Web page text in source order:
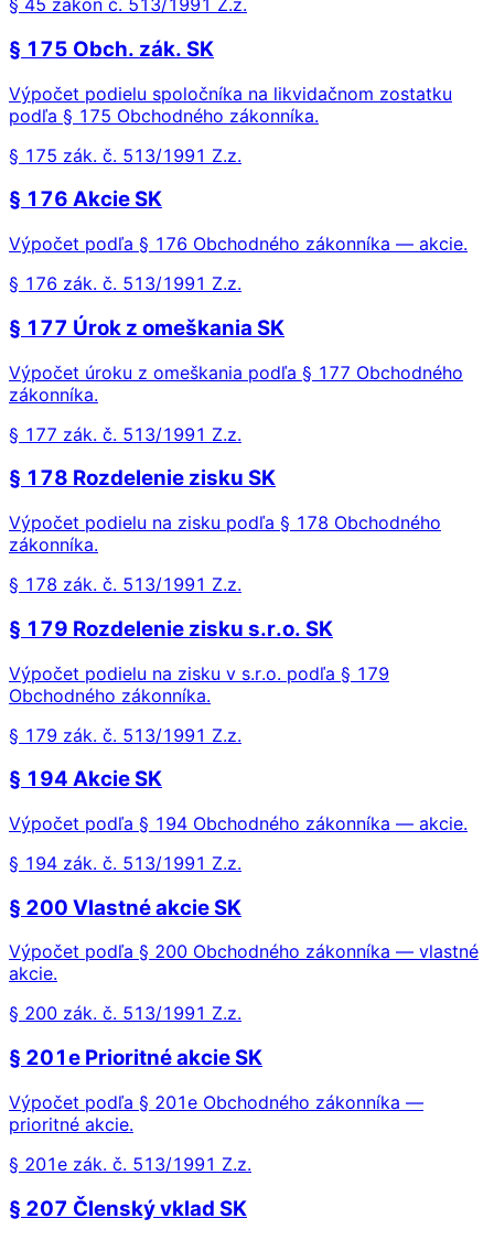
§ 45 zákon č. 513/1991 Z.z.
§ 175 Obch. zák. SK
Výpočet podielu spoločníka na likvidačnom zostatku
podľa § 175 Obchodného zákonníka.
§ 175 zák. č. 513/1991 Z.z.
§ 176 Akcie SK
Výpočet podľa § 176 Obchodného zákonníka — akcie.
§ 176 zák. č. 513/1991 Z.z.
§ 177 Úrok z omeškania SK
Výpočet úroku z omeškania podľa § 177 Obchodného
zákonníka.
§ 177 zák. č. 513/1991 Z.z.
§ 178 Rozdelenie zisku SK
Výpočet podielu na zisku podľa § 178 Obchodného
zákonníka.
§ 178 zák. č. 513/1991 Z.z.
§ 179 Rozdelenie zisku s.r.o. SK
Výpočet podielu na zisku v s.r.o. podľa § 179
Obchodného zákonníka.
§ 179 zák. č. 513/1991 Z.z.
§ 194 Akcie SK
Výpočet podľa § 194 Obchodného zákonníka — akcie.
§ 194 zák. č. 513/1991 Z.z.
§ 200 Vlastné akcie SK
Výpočet podľa § 200 Obchodného zákonníka — vlastné
akcie.
§ 200 zák. č. 513/1991 Z.z.
§ 201e Prioritné akcie SK
Výpočet podľa § 201e Obchodného zákonníka —
prioritné akcie.
§ 201e zák. č. 513/1991 Z.z.
§ 207 Členský vklad SK